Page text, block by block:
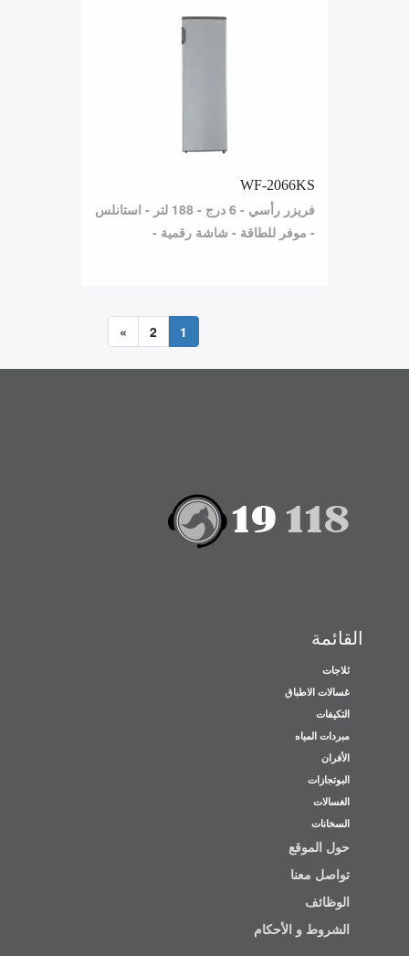
WF-2066KS
فريزر رأسي - 6 درج - 188 لتر - استانلس
- موفر للطاقة - شاشة رقمية -
1
2
»
القائمة
ثلاجات
غسالات الاطباق
التكيفات
مبردات المياه
الأفران
البوتجازات
الغسالات
السخانات
حول الموقع
تواصل معنا
الوظائف
الشروط و الأحكام